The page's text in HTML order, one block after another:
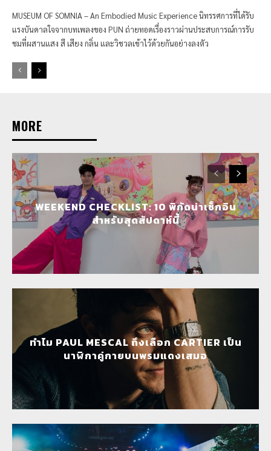
MUSEUM OF SOMNIA – An Embodied Music Experience นิทรรศการที่ได้รับ
แรงบันดาลใจจากบทเพลงของ PUN ถ่ายทอดเรื่องราวผ่านประสบการณ์การรับ
ชมที่ผสานแสง สี เสียง กลิ่น และวิชวลเข้าไว้ด้วยกันอย่างลงตัว
MORE
WEEKEND CHECKLIST: 10 พิกัดน่าเช็กอิน
สำหรับสุดสัปดาห์นี้
ทำไม PAUL MESCAL ถึงเลือก CARTIER เป็น
นาฬิกาคู่กายบนพรมแดงเสมอ